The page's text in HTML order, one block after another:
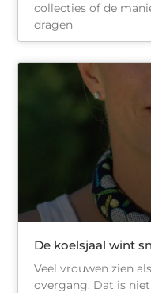
collecties of de
dragen
De koelsjaal wint
Veel vrouwen zien
overgang. Dat is